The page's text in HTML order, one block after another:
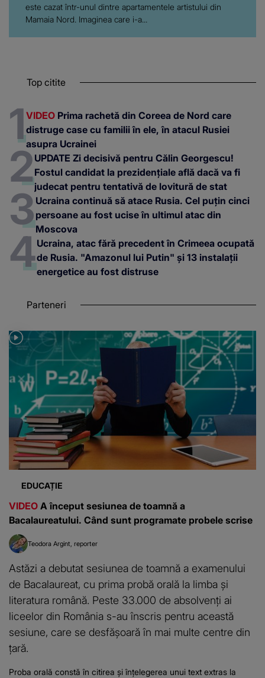
este cazat într-unul dintre apartamentele artistului din
Mamaia Nord. Imaginea care i-a...
Top citite
VIDEO Prima rachetă din Coreea de Nord care
distruge case cu familii în ele, în atacul Rusiei
asupra Ucrainei
UPDATE Zi decisivă pentru Călin Georgescu!
Fostul candidat la prezidențiale află dacă va fi
judecat pentru tentativă de lovitură de stat
Ucraina continuă să atace Rusia. Cel puțin cinci
persoane au fost ucise în ultimul atac din
Moscova
Ucraina, atac fără precedent în Crimeea ocupată
de Rusia. "Amazonul lui Putin" și 13 instalații
energetice au fost distruse
Parteneri
EDUCAȚIE
VIDEO A început sesiunea de toamnă a
Bacalaureatului. Când sunt programate probele scrise
Teodora Argint reporter
Astăzi a debutat sesiunea de toamnă a examenului
de Bacalaureat, cu prima probă orală la limba și
literatura română. Peste 33.000 de absolvenți ai
liceelor din România s-au înscris pentru această
sesiune, care se desfășoară în mai multe centre din
țară.
Proba orală constă în citirea și înțelegerea unui text extras la